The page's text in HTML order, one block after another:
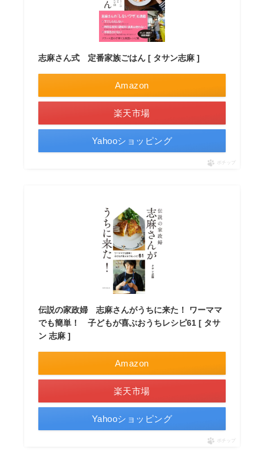
志麻さん式 定番家族ごはん [ タサン志麻 ]
Amazon
楽天市場
Yahooショッピング
ポチップ
伝説の家政婦 志麻さんがうちに来た！ ワーママ
でも簡単！ 子どもが喜ぶおうちレシピ61 [ タサ
ン 志麻 ]
Amazon
楽天市場
Yahooショッピング
ポチップ